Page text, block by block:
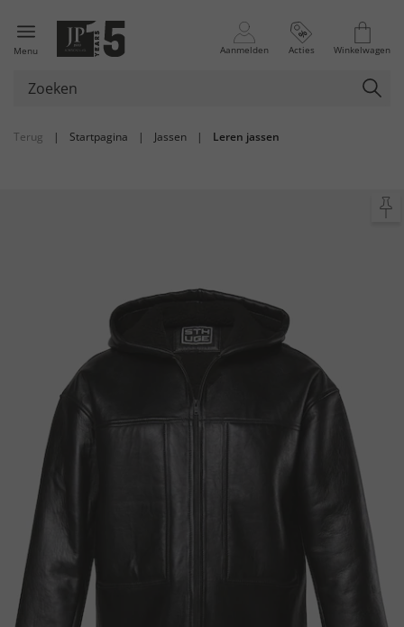
Menu Aanmelden Acties Winkelwagen
Terug | Startpagina | Jassen | Leren jassen